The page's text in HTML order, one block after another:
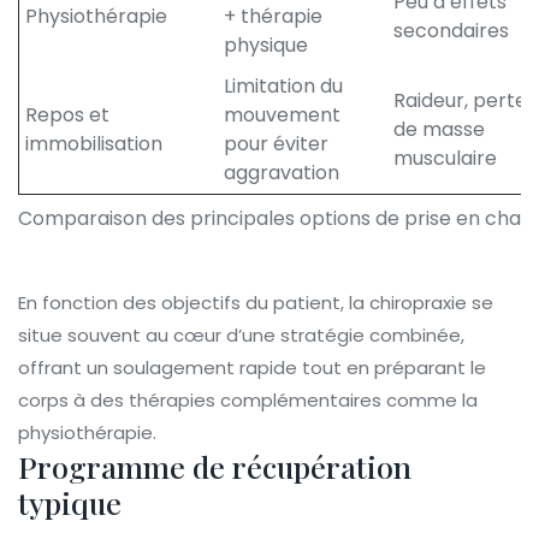
Comparaison des principales options de prise en
Physiothérapie
+ thérapie
physique
secondaires
Repos et
immobilisation
Limitation du
mouvement
pour éviter
aggravation
Raideur, perte
de masse
musculaire
En fonction des objectifs du patient, la chiropraxie se
situe souvent au cœur d’une stratégie combinée,
offrant un soulagement rapide tout en préparant le
corps à des thérapies complémentaires comme la
physiothérapie.
Programme de récupération
typique